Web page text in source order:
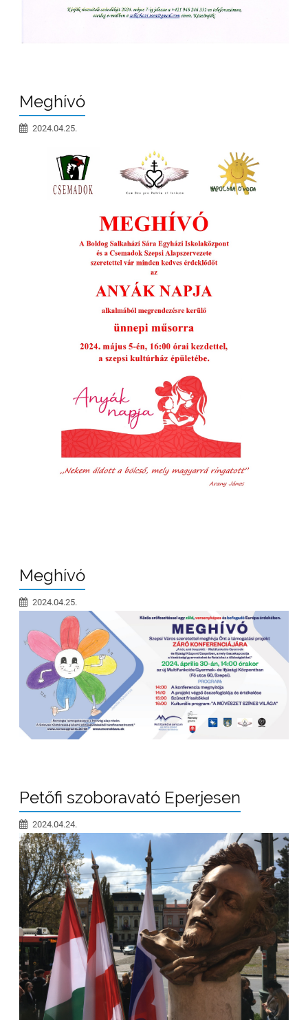
Meghívó
2024.04.25.
Meghívó
2024.04.25.
Petőfi szoboravató Eperjesen
2024.04.24.